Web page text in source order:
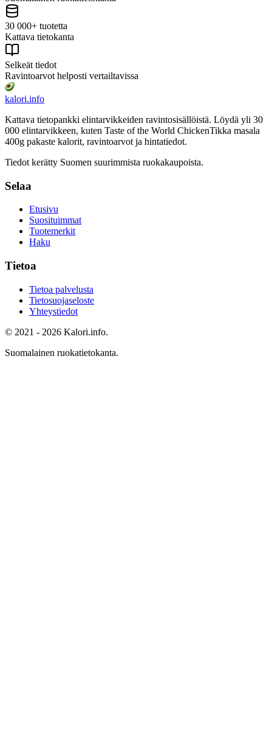
30 000+ tuotetta
Kattava tietokanta
Selkeät tiedot
Ravintoarvot helposti vertailtavissa
kalori.info
Kattava tietopankki elintarvikkeiden ravintosisällöistä. Löydä yli 30
000 elintarvikkeen, kuten Taste of the World ChickenTikka masala
400g pakaste kalorit, ravintoarvot ja hintatiedot.
Tiedot kerätty Suomen suurimmista ruokakaupoista.
Selaa
Etusivu
Suosituimmat
Tuotemerkit
Haku
Tietoa
Tietoa palvelusta
Tietosuojaseloste
Yhteystiedot
© 2021 - 2026 Kalori.info.
Suomalainen ruokatietokanta.